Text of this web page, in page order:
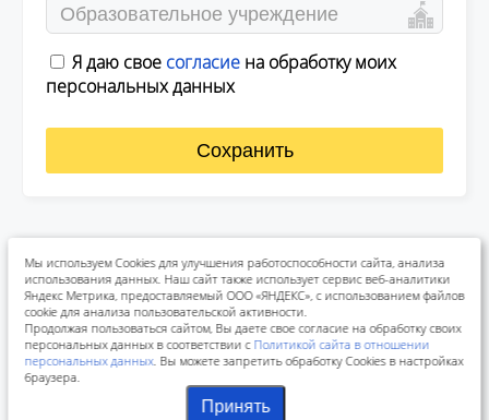
Я даю свое согласие на обработку моих
персональных данных
Сохранить
Принять
Мы используем Cookies для улучшения работоспособности сайта, анализа
использования данных. Наш сайт также использует сервис веб-аналитики
Яндекс Метрика, предоставляемый ООО «ЯНДЕКС», с использованием файлов
cookie для анализа пользовательской активности.
Продолжая пользоваться сайтом, Вы даете свое согласие на обработку своих
персональных данных в соответствии с Политикой сайта в отношении
персональных данных. Вы можете запретить обработку Cookies в настройках
браузера.